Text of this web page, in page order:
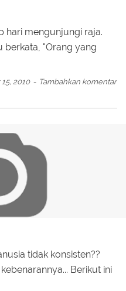
hari mengunjungi raja.
berkata, "Orang yang
2010 Tambahkan komentar
tidak konsisten??
Berikut ini